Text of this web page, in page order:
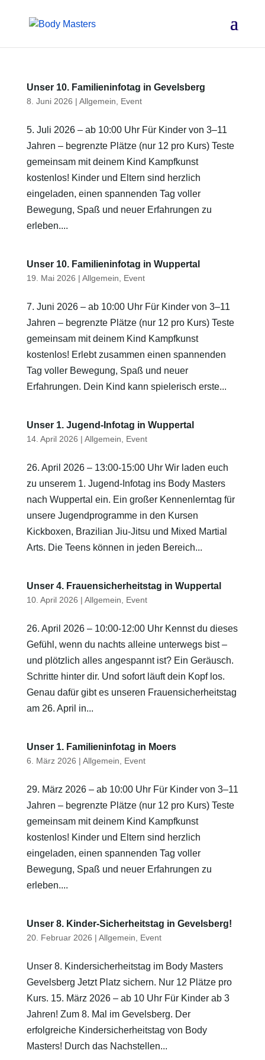
Unser 10. Familieninfotag in Gevelsberg
8. Juni 2026 | Allgemein Event
5. Juli 2026 – ab 10:00 Uhr Für Kinder von 3–11
Jahren – begrenzte Plätze (nur 12 pro Kurs) Teste
gemeinsam mit deinem Kind Kampfkunst
kostenlos! Kinder und Eltern sind herzlich
eingeladen, einen spannenden Tag voller
Bewegung, Spaß und neuer Erfahrungen zu
erleben....
Unser 10. Familieninfotag in Wuppertal
19. Mai 2026 | Allgemein Event
7. Juni 2026 – ab 10:00 Uhr Für Kinder von 3–11
Jahren – begrenzte Plätze (nur 12 pro Kurs) Teste
gemeinsam mit deinem Kind Kampfkunst
kostenlos! Erlebt zusammen einen spannenden
Tag voller Bewegung, Spaß und neuer
Erfahrungen. Dein Kind kann spielerisch erste...
Unser 1. Jugend-Infotag in Wuppertal
14. April 2026 | Allgemein Event
26. April 2026 – 13:00-15:00 Uhr Wir laden euch
zu unserem 1. Jugend-Infotag ins Body Masters
nach Wuppertal ein. Ein großer Kennenlerntag für
unsere Jugendprogramme in den Kursen
Kickboxen, Brazilian Jiu-Jitsu und Mixed Martial
Arts. Die Teens können in jeden Bereich...
Unser 4. Frauensicherheitstag in Wuppertal
10. April 2026 | Allgemein Event
26. April 2026 – 10:00-12:00 Uhr Kennst du dieses
Gefühl, wenn du nachts alleine unterwegs bist –
und plötzlich alles angespannt ist? Ein Geräusch.
Schritte hinter dir. Und sofort läuft dein Kopf los.
Genau dafür gibt es unseren Frauensicherheitstag
am 26. April in...
Unser 1. Familieninfotag in Moers
6. März 2026 | Allgemein Event
29. März 2026 – ab 10:00 Uhr Für Kinder von 3–11
Jahren – begrenzte Plätze (nur 12 pro Kurs) Teste
gemeinsam mit deinem Kind Kampfkunst
kostenlos! Kinder und Eltern sind herzlich
eingeladen, einen spannenden Tag voller
Bewegung, Spaß und neuer Erfahrungen zu
erleben....
Unser 8. Kinder-Sicherheitstag in Gevelsberg!
20. Februar 2026 | Allgemein Event
Unser 8. Kindersicherheitstag im Body Masters
Gevelsberg Jetzt Platz sichern. Nur 12 Plätze pro
Kurs. 15. März 2026 – ab 10 Uhr Für Kinder ab 3
Jahren! Zum 8. Mal im Gevelsberg. Der
erfolgreiche Kindersicherheitstag von Body
Masters! Durch das Nachstellen...